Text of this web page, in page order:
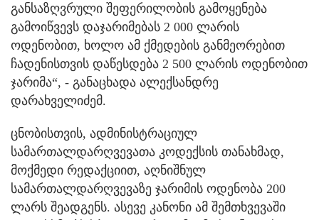
განსაზღვრული შეფერილობის გამოყენება
გამოიწვევს დაჯარიმებას 2 000 ლარის
ოდენობით, ხოლო ამ ქმედების განმეორებით
ჩადენისთვის დაწესდება 2 500 ლარის ოდენობით
ჯარიმა“, - განაცხადა ალექსანდრე
დარახველიძემ.
ცნობისთვის, ადმინისტრაციულ
სამართალდარღვევათა კოდექსის თანახმად,
მოქმედი რედაქციით, აღნიშნულ
სამართალდარღვევაზე ჯარიმის ოდენობა 200
ლარს შეადგენს. ასევე კანონი ამ შემთხვევაში